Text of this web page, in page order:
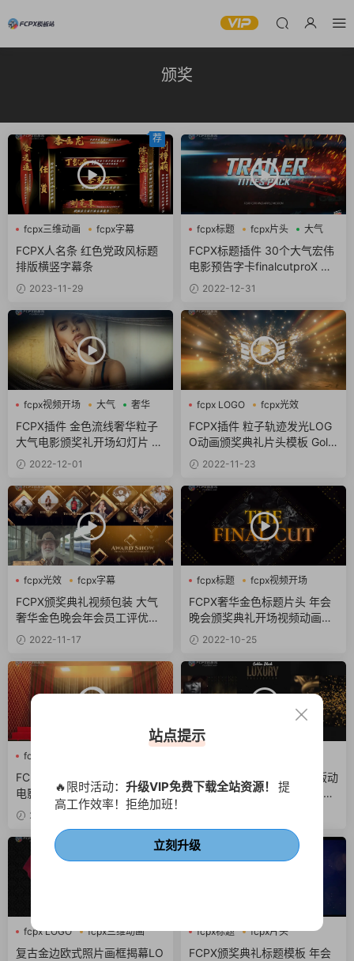
颁奖
fcpx三维动画
fcpx字幕
fcpx文字特效
FCPX人名条 红色党政风标题
排版横竖字幕条
2023-11-29
荐
fcpx标题 fcpx片头 大气
FCPX标题插件 30个大气宏伟
电影预告字卡finalcutproX 插
件 Trailer Titles Pack
2022-12-31
fcpx视频开场 大气 奢华
FCPX插件 金色流线奢华粒子
大气电影颁奖礼开场幻灯片 El
egant Lines Opener
2022-12-01
fcpx LOGO
fcpx光效
fcpx叠加层
FCPX插件 粒子轨迹发光LOG
O动画颁奖典礼片头模板 Gold
en Light Logo Reveal
2022-11-23
fcpx光效
fcpx字幕
fcpx幻灯片
FCPX颁奖典礼视频包装 大气
奢华金色晚会年会员工评优表
彰插件 Award Show
2022-11-17
fcpx标题
fcpx视频开场
奢华
FCPX奢华金色标题片头 年会
晚会颁奖典礼开场视频动画插
件 The Discovery – Luxury O
pener
2022-10-25
fcpx视频开场
电影风
FCPX剧院揭幕开场模板 演出
电影话剧表彰舞台幕布拉开视
频片头LOGO标题finalcutpro
插件 Theater Logo Reveal
2022-07-25
FCPX黑金竖屏模板 5个竖版动
态海报新年奢华产品宣传finalc
fcpx LOGO
fcpx三维动画
fcpx片头
复古金边欧式照片画框揭幕LO
fcpx标题
fcpx片头
fcpx视频开场
FCPX颁奖典礼标题模板 年会
站点提示
🔥限时活动： 升级VIP免费下载全站资源！ 提
高工作效率！拒绝加班！
立刻升级